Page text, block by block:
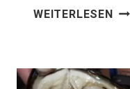
WEITERLESENDER